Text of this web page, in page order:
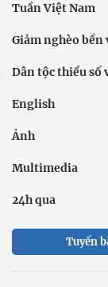
Tuần Việt Nam
Giảm nghèo bền
Dân tộc thiểu số
English
Ảnh
Multimedia
24h qua
Tuyến